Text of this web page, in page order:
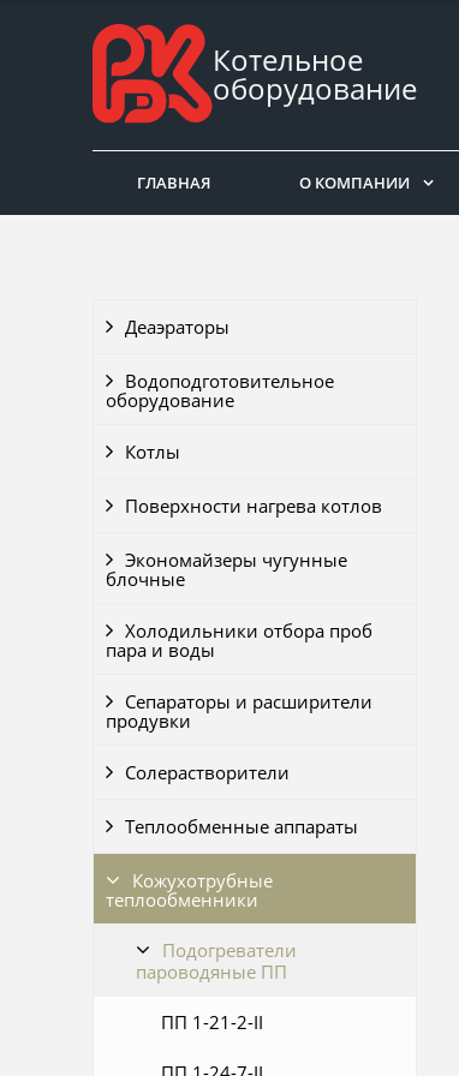
Котельное
оборудование
ГЛАВНАЯ О КОМПАНИИ
Деаэраторы
Водоподготовительное
оборудование
Котлы
Поверхности нагрева котлов
Экономайзеры чугунные
блочные
Холодильники отбора проб
пара и воды
Сепараторы и расширители
продувки
Солерастворители
Теплообменные аппараты
Кожухотрубные
теплообменники
Подогреватели
пароводяные ПП
ПП 1-21-2-II